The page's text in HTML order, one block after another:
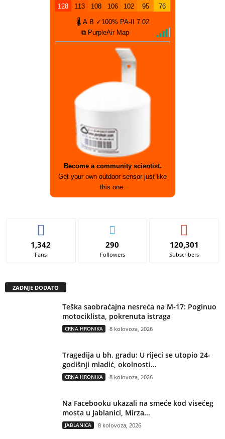
128
113
108
106
102
95
76
🌡 A B ✓100% PA-II
7.02
⧉ PurpleAir Map
Become a community scientist.
Get your own outdoor sensor just like
this one.
1,342
Fans
290
Followers
120,301
Subscribers
ZADNJE DODATO
Teška saobraćajna nesreća na M-17: Poginuo
motociklista, pokrenuta istraga
CRNA HRONIKA 8 kolovoza, 2026
Tragedija u bh. gradu: U rijeci se utopio 24-
godišnji mladić, okolnosti...
CRNA HRONIKA 8 kolovoza, 2026
Na Facebooku ukazali na smeće kod visećeg
mosta u Jablanici, Mirza...
JABLANICA 8 kolovoza, 2026